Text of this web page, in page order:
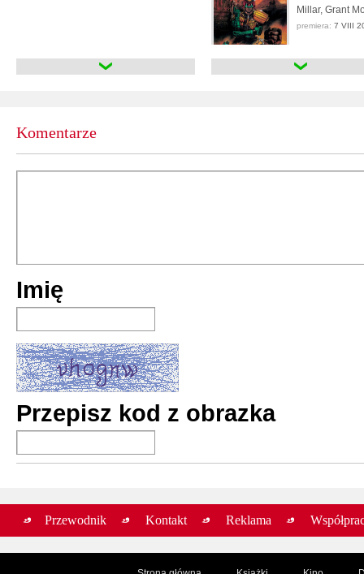
Millar, Grant
premiera: 7 VIII
Sędzia
Komentarze
Imię
Przepisz kod z obrazka
Przewodnik Kontakt Reklama